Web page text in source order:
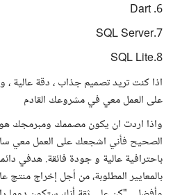
6. Dart
7.SQL Server
8.SQL Lite
اذا كنت تريد تصميم جذاب ، دقة عالية
على العمل معي في مشروعك القادم
واذا اردت ان يكون مصممك ومبرمجك
الصحيح فأني اشجعك على العمل معي
باحترافية عالية و جودة فائقة. هدفي
بالمعايير المطلوبة، من أجل إخراج منتج